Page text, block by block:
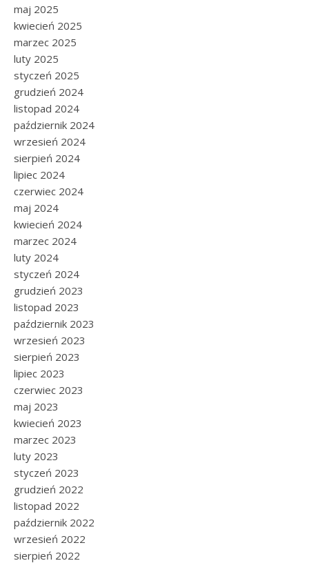
maj 2025
kwiecień 2025
marzec 2025
luty 2025
styczeń 2025
grudzień 2024
listopad 2024
październik 2024
wrzesień 2024
sierpień 2024
lipiec 2024
czerwiec 2024
maj 2024
kwiecień 2024
marzec 2024
luty 2024
styczeń 2024
grudzień 2023
listopad 2023
październik 2023
wrzesień 2023
sierpień 2023
lipiec 2023
czerwiec 2023
maj 2023
kwiecień 2023
marzec 2023
luty 2023
styczeń 2023
grudzień 2022
listopad 2022
październik 2022
wrzesień 2022
sierpień 2022